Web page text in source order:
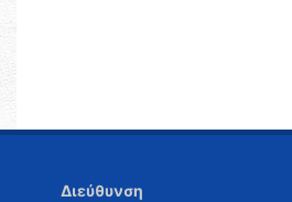
Διεύθυνση